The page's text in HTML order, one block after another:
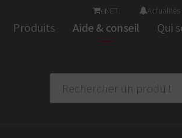
Produits
et verrous à code
muraux et terminauxAide & conseil Qui
eNET Actualités